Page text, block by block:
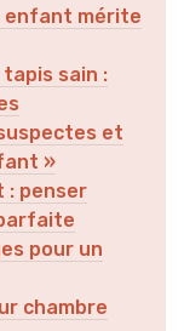
enfant mérite
sain :
et
»
: penser
pour un
chambre